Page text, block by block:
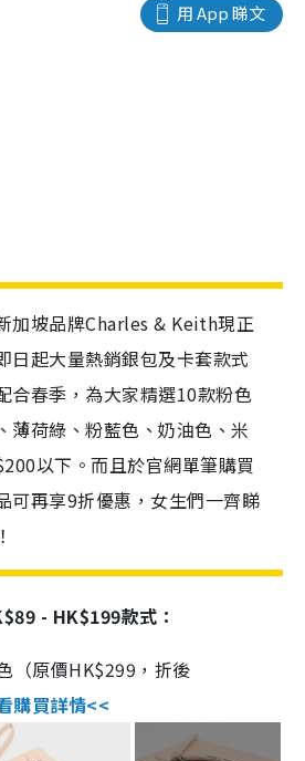
用 App 睇文
加坡品牌Charles & Keith現正
日起大量熱銷銀包及卡套款式
合春季，為大家精選10款粉色
薄荷綠、粉藍色、奶油色、米
以下。而且於官網單筆購買
可再享9折優惠，女生們一齊睇
- HK$199款式：
（原價HK$299，折後
購買詳情<<